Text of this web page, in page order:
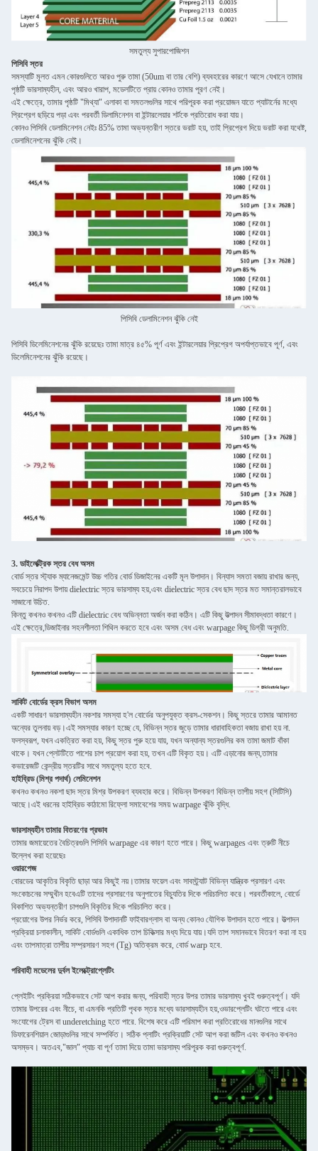
সমতুল্য সুপারপোজিশন
পিসিবি স্তর
সমস্যাটি মূলত এমন কোরগুলিতে আরও পুরু তামা (50um বা তার বেশি) ব্যবহারের কারণে আসে যেখানে তামার
পৃষ্ঠটি ভারসাম্যহীন, এবং আরও খারাপ, মডেলটিতে প্রায় কোনও তামার পূরণ নেই।
এই ক্ষেত্রে, তামার পৃষ্ঠটি "মিথ্যা" এলাকা বা সমতলগুলির সাথে পরিপূরক করা প্রয়োজন যাতে প্যাটার্নের মধ্যে
প্রিপ্রেগ ছড়িয়ে পড়া এবং পরবর্তী ডিলামিনেশন বা ইন্টারলেয়ার শর্টকে প্রতিরোধ করা যায়।
কোনও পিসিবি ডেলামিনেশন নেইঃ 85% তামা অভ্যন্তরীণ স্তরে ভরাট হয়, তাই প্রিপ্রেগ দিয়ে ভরাট করা যথেষ্ট,
ডেলামিনেশনের ঝুঁকি নেই।
পিসিবি ডেলামিনেশন ঝুঁকি নেই
পিসিবি ডিলেমিনেশনের ঝুঁকি রয়েছেঃ তামা মাত্র ৪৫% পূর্ণ এবং ইন্টারলেয়ার প্রিপ্রেগ অপর্যাপ্তভাবে পূর্ণ, এবং
ডিলেমিনেশনের ঝুঁকি রয়েছে।
3. ডাইলেক্ট্রিক স্তর বেধ অসম
বোর্ড স্তর স্ট্যাক ম্যানেজমেন্ট উচ্চ গতির বোর্ড ডিজাইনের একটি মূল উপাদান। বিন্যাস সমতা বজায় রাখার জন্য,
সবচেয়ে নিরাপদ উপায় dielectric স্তর ভারসাম্য হয়,এবং dielectric স্তর বেধ ছাদ স্তর মত সমান্তরালভাবে
সাজানো উচিত.
কিন্তু কখনও কখনও এটি dielectric বেধ অভিন্নতা অর্জন করা কঠিন। এটি কিছু উত্পাদন সীমাবদ্ধতা কারণে।
এই ক্ষেত্রে,ডিজাইনার সহনশীলতা শিথিল করতে হবে এবং অসম বেধ এবং warpage কিছু ডিগ্রী অনুমতি.
সার্কিট বোর্ডের ক্রস বিভাগ অসম
একটি সাধারণ ভারসাম্যহীন নকশার সমস্যা হ'ল বোর্ডের অনুপযুক্ত ক্রস-সেকশন। কিছু স্তরে তামার আমানত
অন্যের তুলনায় বড়।এই সমস্যার কারণ হচ্ছে যে, বিভিন্ন স্তর জুড়ে তামার ধারাবাহিকতা বজায় রাখা হয় না.
ফলস্বরূপ, যখন একত্রিত করা হয়, কিছু স্তর পুরু হয়ে যায়, যখন অন্যান্য স্তরগুলির কম তামা জমাট বাঁকা
থাকে। যখন প্লেটটিতে পাশের চাপ প্রয়োগ করা হয়, তখন এটি বিকৃত হয়। এটি এড়ানোর জন্য,তামার
কভারেজটি কেন্দ্রীয় স্তরটির সাথে সমতুল্য হতে হবে.
হাইব্রিড (মিশ্র পদার্থ) লেমিনেশন
কখনও কখনও নকশা ছাদ স্তর মিশ্র উপকরণ ব্যবহার করে। বিভিন্ন উপকরণ বিভিন্ন তাপীয় সহগ (সিটিসি)
আছে।এই ধরনের হাইব্রিড কাঠামো রিফ্লো সমাবেশের সময় warpage ঝুঁকি বৃদ্ধি.
ভারসাম্যহীন তামার বিতরণের প্রভাব
তামার জমায়েতের বৈচিত্রগুলি পিসিবি warpage এর কারণ হতে পারে। কিছু warpages এবং ত্রুটি নীচে
উল্লেখ করা হয়েছেঃ
ওয়ারপেজ
বোরডের আকৃতির বিকৃতি ছাড়া আর কিছুই নয়।তামার ফয়েল এবং সাবস্ট্র্যাট বিভিন্ন যান্ত্রিক প্রসারণ এবং
সংকোচনের সম্মুখীন হবেএটি তাদের প্রসারণের অনুপাতের বিচ্যুতির দিকে পরিচালিত করে। পরবর্তীকালে, বোর্ডে
বিকাশিত অভ্যন্তরীণ চাপগুলি বিকৃতির দিকে পরিচালিত করে।
প্রয়োগের উপর নির্ভর করে, পিসিবি উপাদানটি ফাইবারগ্লাস বা অন্য কোনও যৌগিক উপাদান হতে পারে। উত্পাদন
প্রক্রিয়া চলাকালীন, সার্কিট বোর্ডগুলি একাধিক তাপ চিকিত্সার মধ্য দিয়ে যায়।যদি তাপ সমানভাবে বিতরণ করা না হয়
এবং তাপমাত্রা তাপীয় সম্প্রসারণ সহগ (Tg) অতিক্রম করে, বোর্ড warp হবে.
পরিবাহী মডেলের দুর্বল ইলেক্ট্রোপ্লেটিং
প্লেইটিং প্রক্রিয়া সঠিকভাবে সেট আপ করার জন্য, পরিবাহী স্তর উপর তামার ভারসাম্য খুবই গুরুত্বপূর্ণ। যদি
তামার উপরের এবং নীচে, বা এমনকি প্রতিটি পৃথক স্তর মধ্যে ভারসাম্যহীন হয়,ওভারপ্লেটিং ঘটতে পারে এবং
সংযোগের ট্রেস বা underetching হতে পারে. বিশেষ করে এটি পরিমাপ করা প্রতিরোধের মানগুলির সাথে
ডিফারেনশিয়াল জোড়াগুলির সাথে সম্পর্কিত। সঠিক প্লাটিং প্রক্রিয়াটি সেট আপ করা জটিল এবং কখনও কখনও
অসম্ভব। অতএব,"জাল" প্যাচ বা পূর্ণ তামা দিয়ে তামা ভারসাম্য পরিপূরক করা গুরুত্বপূর্ণ.